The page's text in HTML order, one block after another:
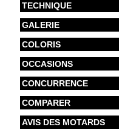
TECHNIQUE
GALERIE
COLORIS
OCCASIONS
CONCURRENCE
COMPARER
AVIS DES MOTARDS